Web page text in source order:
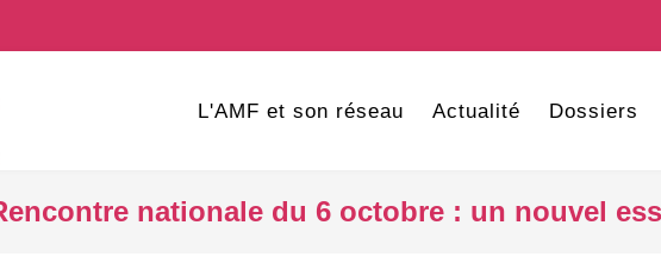
L'AMF et son réseau Actualité Dossiers
nationale du 6 octobre : un nouvel